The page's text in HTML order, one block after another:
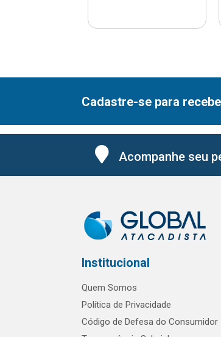
Cadastre-se para
Acompanhe seu
Institucional
Quem Somos
Política de Privacidade
Código de Defesa do Consumidor